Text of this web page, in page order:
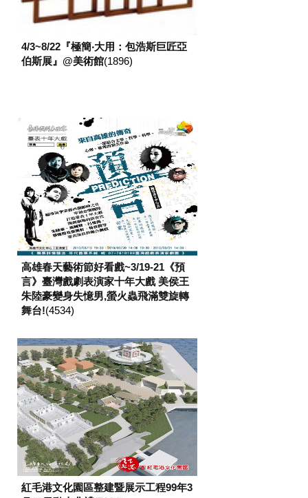
4/3~8/22『極簡‧大用：包浩斯巨匠亞
伯斯展』@美術館(1896)
高雄春天藝術節好看戲~3/19-21《預
言》臺灣戲劇表演家十年大戲 美侯王
朱陸豪變身失憶男,螢火蟲飛滿雙旋轉
舞台!(4534)
紅毛港文化園區整建暨展示工程99年3